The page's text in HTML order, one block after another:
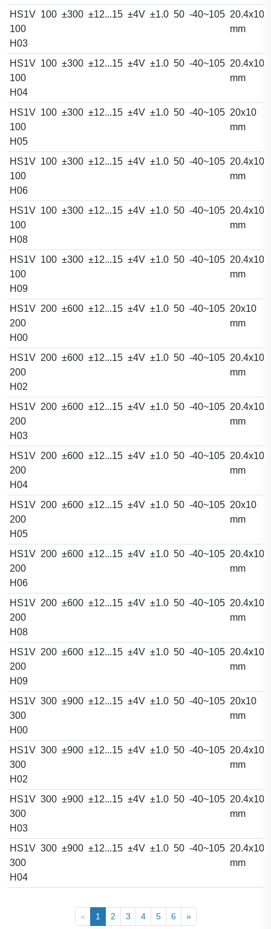
HS1V
100
H03
100 ±300 ±12...15 ±4V ±1.0 50 -40~105
mm
HS1V
100
H04
100 ±300 ±12...15 ±4V ±1.0 50 -40~105
mm
HS1V
100
H05
100 ±300 ±12...15 ±4V ±1.0 50 -40~105 20x10
mm
HS1V
100
H06
100 ±300 ±12...15 ±4V ±1.0 50 -40~105
mm
HS1V
100
H08
100 ±300 ±12...15 ±4V ±1.0 50 -40~105
mm
HS1V
100
H09
100 ±300 ±12...15 ±4V ±1.0 50 -40~105
mm
HS1V
200
H00
200 ±600 ±12...15 ±4V ±1.0 50 -40~105 20x10
mm
HS1V
200
H02
200 ±600 ±12...15 ±4V ±1.0 50 -40~105
mm
HS1V
200
H03
200 ±600 ±12...15 ±4V ±1.0 50 -40~105
mm
HS1V
200
H04
200 ±600 ±12...15 ±4V ±1.0 50 -40~105
mm
HS1V
200
H05
200 ±600 ±12...15 ±4V ±1.0 50 -40~105 20x10
mm
HS1V
200
H06
200 ±600 ±12...15 ±4V ±1.0 50 -40~105
mm
HS1V
200
H08
200 ±600 ±12...15 ±4V ±1.0 50 -40~105
mm
HS1V
200
H09
200 ±600 ±12...15 ±4V ±1.0 50 -40~105
mm
HS1V
300
H00
300 ±900 ±12...15 ±4V ±1.0 50 -40~105 20x10
mm
HS1V
300
H02
300 ±900 ±12...15 ±4V ±1.0 50 -40~105
mm
HS1V
300
H03
300 ±900 ±12...15 ±4V ±1.0 50 -40~105
mm
HS1V
300
H04
300 ±900 ±12...15 ±4V ±1.0 50 -40~105
mm
« 1 2 3 4 5 6 »